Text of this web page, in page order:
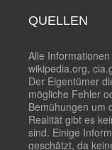
QUELLEN
Alle
wikipedia.org,
Der Eigentümer
mögliche Fehler
Bemühungen um
Realität gibt es
sind. Einige
geschätzt, da